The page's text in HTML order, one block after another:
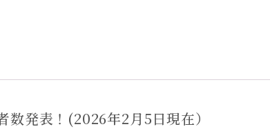
発表！(2026年2月5日現在）